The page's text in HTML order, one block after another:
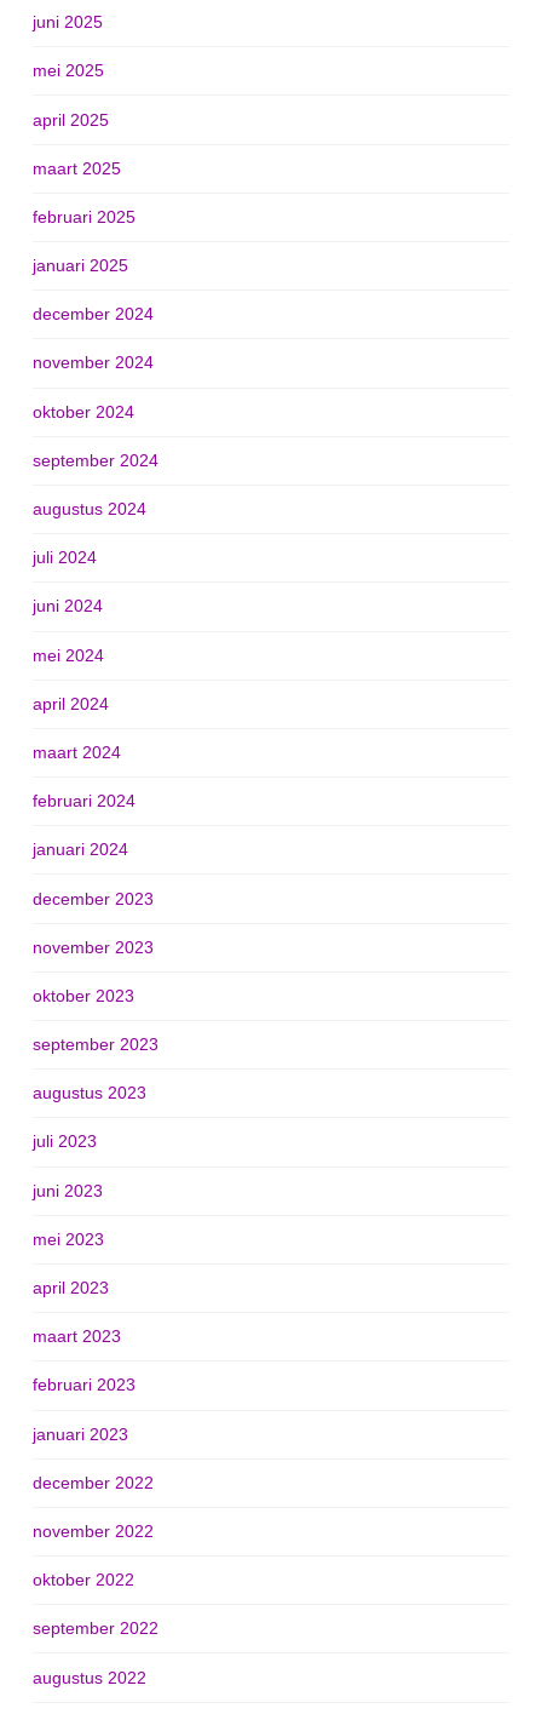
juni 2025
mei 2025
april 2025
maart 2025
februari 2025
januari 2025
december 2024
november 2024
oktober 2024
september 2024
augustus 2024
juli 2024
juni 2024
mei 2024
april 2024
maart 2024
februari 2024
januari 2024
december 2023
november 2023
oktober 2023
september 2023
augustus 2023
juli 2023
juni 2023
mei 2023
april 2023
maart 2023
februari 2023
januari 2023
december 2022
november 2022
oktober 2022
september 2022
augustus 2022